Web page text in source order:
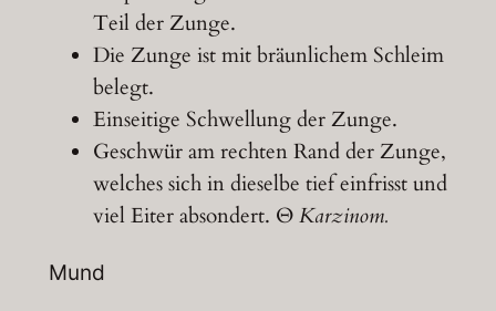
Teil der Zunge.
Die Zunge ist mit bräunlichem Schleim
belegt.
Einseitige Schwellung der Zunge.
Geschwür am rechten Rand der Zunge,
welches sich in dieselbe tief einfrisst und
viel Eiter absondert. ΘKarzinom.
Mund